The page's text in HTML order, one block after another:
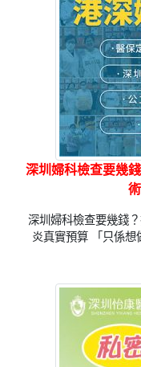
深圳婦科檢查要幾
深圳婦科檢查要幾錢
炎真實預算 「只係